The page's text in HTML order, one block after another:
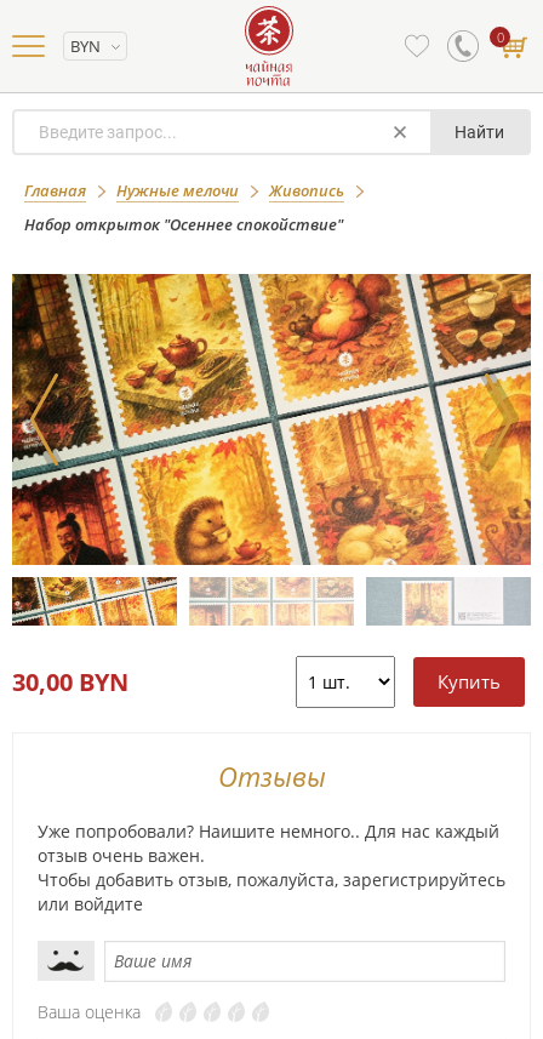
BYN 0
Найти
Главная Нужные мелочи
Живопись
Набор открыток "Осеннее спокойствие"
Набор открыток "Осеннее
спокойствие"
30,00 BYN
Отзывы
Уже попробовали? Наишите немного.. Для нас каждый
отзыв очень важен.
Чтобы добавить отзыв, пожалуйста, зарегистрируйтесь
или войдите
Ваша оценка